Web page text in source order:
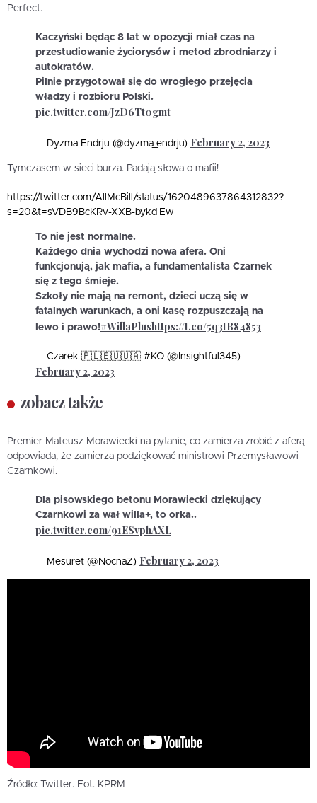
Perfect.
Kaczyński będąc 8 lat w opozycji miał czas na
przestudiowanie życiorysów i metod zbrodniarzy i
autokratów.
Pilnie przygotował się do wrogiego przejęcia
władzy i rozbioru Polski.
pic.twitter.com/JzD6Tt0gmt
— Dyzma Endrju (@dyzma_endrju) February 2, 2023
Tymczasem w sieci burza. Padają słowa o mafii!
https://twitter.com/AllMcBill/status/1620489637864312832?
s=20&t=sVDB9BcKRv-XXB-bykd_Ew
To nie jest normalne.
Każdego dnia wychodzi nowa afera. Oni
funkcjonują, jak mafia, a fundamentalista Czarnek
się z tego śmieje.
Szkoły nie mają na remont, dzieci uczą się w
fatalnych warunkach, a oni kasę rozpuszczają na
lewo i prawo!#WillaPlushttps://t.co/5q3tB84853
— Czarek 🇵🇱🇪🇺🇺🇦 #KO (@Insightful345)
February 2, 2023
zobacz także
Premier Mateusz Morawiecki na pytanie, co zamierza zrobić z aferą
odpowiada, że zamierza podziękować ministrowi Przemysławowi
Czarnkowi.
Dla pisowskiego betonu Morawiecki dziękujący
Czarnkowi za wał willa+, to orka..
pic.twitter.com/91ESvphAXL
— Mesuret (@NocnaZ) February 2, 2023
Źródło: Twitter. Fot. KPRM